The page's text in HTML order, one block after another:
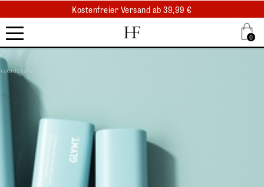
Kostenfreier Versand ab 39,99 €
Kostenfreier Abholung am selben Tag
.
.
.
0
von Hydro